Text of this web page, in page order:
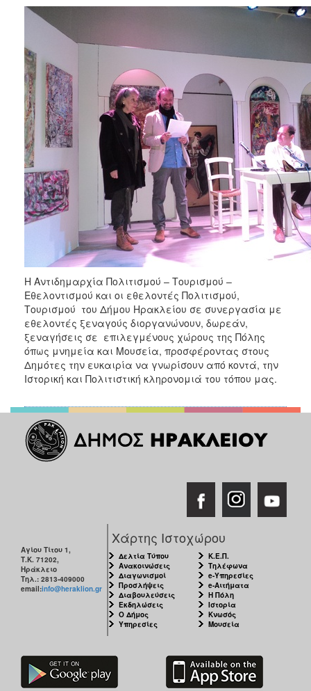
Η Αντιδημαρχία Πολιτισμού – Τουρισμού –
Εθελοντισμού και οι εθελοντές Πολιτισμού,
Τουρισμού του Δήμου Ηρακλείου σε συνεργασία με
εθελοντές ξεναγούς διοργανώνουν, δωρεάν,
ξεναγήσεις σε επιλεγμένους χώρους της Πόλης
όπως μνημεία και Μουσεία, προσφέροντας στους
Δημότες την ευκαιρία να γνωρίσουν από κοντά, την
Ιστορική και Πολιτιστική κληρονομιά του τόπου μας.
Αγίου Τίτου 1,
Τ.Κ. 71202,
Ηράκλειο
Τηλ.: 2813-409000
email:info@heraklion.gr
Χάρτης Ιστοχώρου
Δελτία Τύπου
Ανακοινώσεις
Διαγωνισμοί
Προσλήψεις
Διαβουλεύσεις
Εκδηλώσεις
Ο Δήμος
Υπηρεσίες
Κ.Ε.Π.
Τηλέφωνα
e-Υπηρεσίες
e-Αιτήματα
Η Πόλη
Ιστορία
Κνωσός
Μουσεία